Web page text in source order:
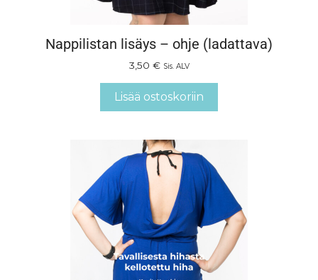
Nappilistan lisäys – ohje (ladattava)
3,50 € Sis. ALV
Lisää ostoskoriin